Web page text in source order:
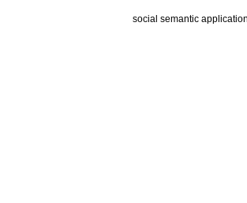
social semantic